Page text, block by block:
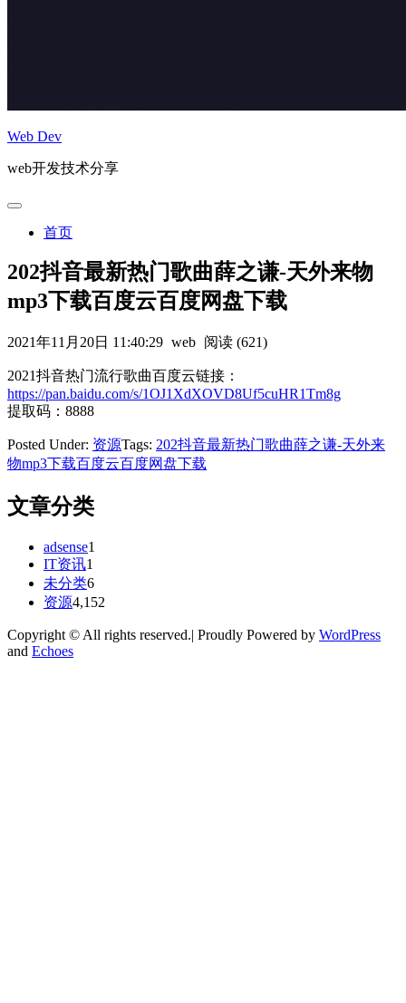
Web Dev
web开发技术分享
首页
202抖音最新热门歌曲薛之谦-天外来物
mp3下载百度云百度网盘下载
2021年11月20日 11:40:29 web 阅读 (621)
2021抖音热门流行歌曲百度云链接：
https://pan.baidu.com/s/1OJ1XdXOVD8Uf5cuHR1Tm8g
提取码：8888
Posted Under: 资源Tags: 202抖音最新热门歌曲薛之谦-天外来
物mp3下载百度云百度网盘下载
文章分类
adsense1
IT资讯1
未分类6
资源4,152
Copyright © All rights reserved.| Proudly Powered by WordPress
and Echoes